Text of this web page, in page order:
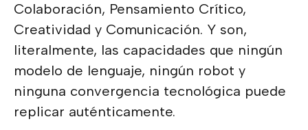
Colaboración, Pensamiento Crítico,
Creatividad y Comunicación. Y son,
literalmente, las capacidades que ningún
modelo de lenguaje, ningún robot y
ninguna convergencia tecnológica puede
replicar auténticamente.